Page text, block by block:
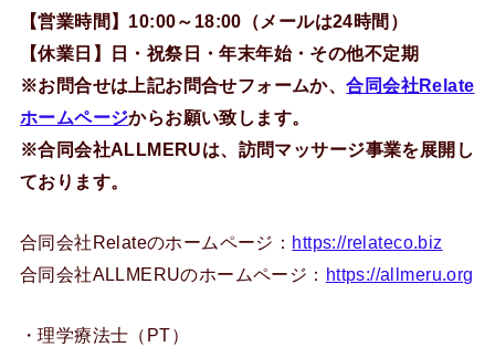
【営業時間】10:00～18:00（メールは24時間）
【休業日】日・祝祭日・年末年始・その他不定期
※お問合せは上記お問合せフォームか、合同会社Relate
ホームページからお願い致します。
※合同会社ALLMERUは、訪問マッサージ事業を展開し
ております。
合同会社Relateのホームページ： https://relateco.biz
合同会社ALLMERUのホームページ： https://allmeru.org
・理学療法士（PT）